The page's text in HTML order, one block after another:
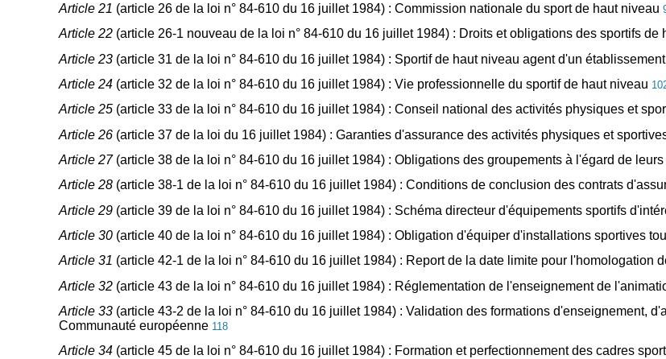
Article 21 (article 26 de la loi n° 84-610 du 16 juillet 1984) : Commission nationale du sport de haut niveau
Article 22(article 26-1 nouveau de la loi n° 84-610 du 16 juillet 1984) : Droits et obligations des sportifs de
Article 23(article 31 de la loi n° 84-610 du 16 juillet 1984) : Sportif de haut niveau agent d'un
Article 24 (article 32 de la loi n° 84-610 du 16 juillet 1984) : Vie professionnelle du sportif de haut niveau
Article 25(article 33 de la loi n° 84-610 du 16 juillet 1984) : Conseil national des activités physiques et
Article 26(article 37 de la loi du 16 juillet 1984) : Garanties d'assurance des activités physiques et
Article 27(article 38 de la loi n° 84-610 du 16 juillet 1984) : Obligations des groupements à l'égard de
Article 28(article 38-1 de la loi n° 84-610 du 16 juillet 1984) : Conditions de conclusion des contrats
Article 29 (article 39 de la loi n° 84-610 du 16 juillet 1984) : Schéma directeur d'équipements sportifs
Article 30(article 40 de la loi n° 84-610 du 16 juillet 1984) : Obligation d'équiper d'installations sportives
Article 31 (article 42-1 de la loi n° 84-610 du 16 juillet 1984) : Report de la date limite pour l'homologation
Article 32(article 43 de la loi n° 84-610 du 16 juillet 1984) : Réglementation de l'enseignement de
Article 33(article 43-2 de la loi n° 84-610 du 16 juillet 1984) : Validation des formations d'enseignement,
Communauté européenne118
Article 34(article 45 de la loi n° 84-610 du 16 juillet 1984) : Formation et perfectionnement des cadres